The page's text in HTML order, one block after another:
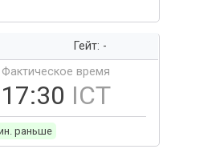
Гейт: -
Фактическое время
17:30 ICT
раньше